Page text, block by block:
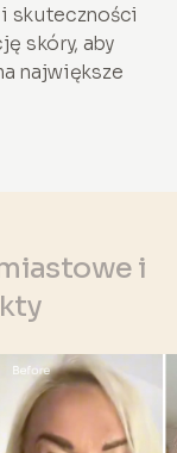
skuteczności
skóry, aby
największe
i